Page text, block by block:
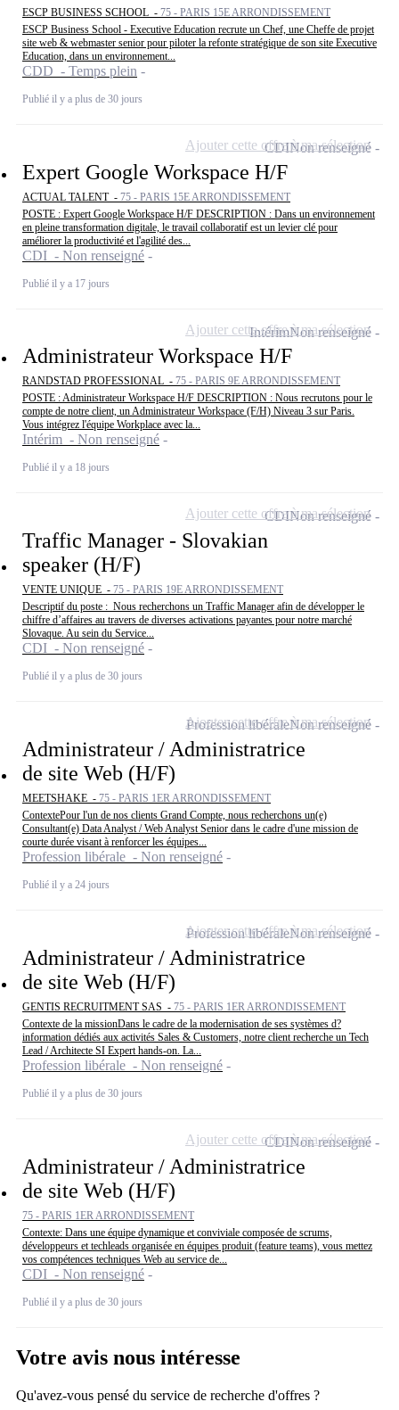
ESCP BUSINESS SCHOOL - 75 - PARIS 15E ARRONDISSEMENT
ESCP Business School - Executive Education recrute un Chef, une Cheffe de projet
site web & webmaster senior pour piloter la refonte stratégique de son site Executive
Education, dans un environnement...
CDD - Temps plein
Publié il y a plus de 30 jours
Expert Google Workspace H/F
ACTUAL TALENT - 75 - PARIS 15E ARRONDISSEMENT
POSTE : Expert Google Workspace H/F DESCRIPTION : Dans un environnement
en pleine transformation digitale, le travail collaboratif est un levier clé pour
améliorer la productivité et l'agilité des...
CDI - Non renseigné
Publié il y a 17 jours
CDINon renseigné
Ajouter cette offre à ma sélection
Administrateur Workspace H/F
RANDSTAD PROFESSIONAL - 75 - PARIS 9E ARRONDISSEMENT
POSTE : Administrateur Workspace H/F DESCRIPTION : Nous recrutons pour le
compte de notre client, un Administrateur Workspace (F/H) Niveau 3 sur Paris.
Vous intégrez l'équipe Workplace avec la...
Intérim - Non renseigné
Publié il y a 18 jours
IntérimNon renseigné
Ajouter cette offre à ma sélection
Traffic Manager - Slovakian
speaker (H/F)
VENTE UNIQUE - 75 - PARIS 19E ARRONDISSEMENT
Descriptif du poste : Nous recherchons un Traffic Manager afin de développer le
chiffre d’affaires au travers de diverses activations payantes pour notre marché
Slovaque. Au sein du Service...
CDI - Non renseigné
Publié il y a plus de 30 jours
CDINon renseigné
Ajouter cette offre à ma sélection
Administrateur / Administratrice
de site Web (H/F)
MEETSHAKE - 75 - PARIS 1ER ARRONDISSEMENT
ContextePour l'un de nos clients Grand Compte, nous recherchons un(e)
Consultant(e) Data Analyst / Web Analyst Senior dans le cadre d'une mission de
courte durée visant à renforcer les équipes...
Profession libérale - Non renseigné
Publié il y a 24 jours
Profession libéraleNon renseigné
Ajouter cette offre à ma sélection
Administrateur / Administratrice
de site Web (H/F)
GENTIS RECRUITMENT SAS - 75 - PARIS 1ER ARRONDISSEMENT
Contexte de la missionDans le cadre de la modernisation de ses systèmes d?
information dédiés aux activités Sales & Customers, notre client recherche un Tech
Lead / Architecte SI Expert hands-on. La...
Profession libérale - Non renseigné
Publié il y a plus de 30 jours
Profession libéraleNon renseigné
Ajouter cette offre à ma sélection
Administrateur / Administratrice
de site Web (H/F)
75 - PARIS 1ER ARRONDISSEMENT
Contexte: Dans une équipe dynamique et conviviale composée de scrums,
développeurs et techleads organisée en équipes produit (feature teams), vous mettez
vos compétences techniques Web au service de...
CDI - Non renseigné
Publié il y a plus de 30 jours
CDINon renseigné
Ajouter cette offre à ma sélection
Votre avis nous intéresse
Qu'avez-vous pensé du service de recherche d'offres ?